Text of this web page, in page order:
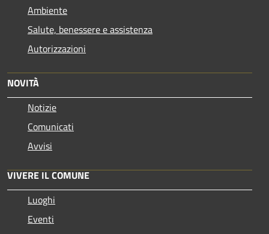
Ambiente
Salute, benessere e assistenza
Autorizzazioni
NOVITÀ
Notizie
Comunicati
Avvisi
VIVERE IL COMUNE
Luoghi
Eventi